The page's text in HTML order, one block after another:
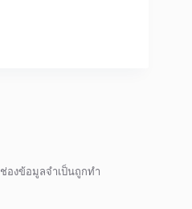
ช่องข้อมูลจำเป็นถูกทำ